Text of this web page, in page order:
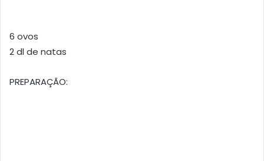
6 ovos
2 dl de natas
PREPARAÇÃO: